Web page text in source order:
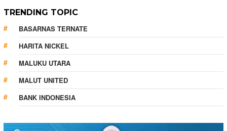
TRENDING TOPIC
BASARNAS TERNATE
HARITA NICKEL
MALUKU UTARA
MALUT UNITED
BANK INDONESIA